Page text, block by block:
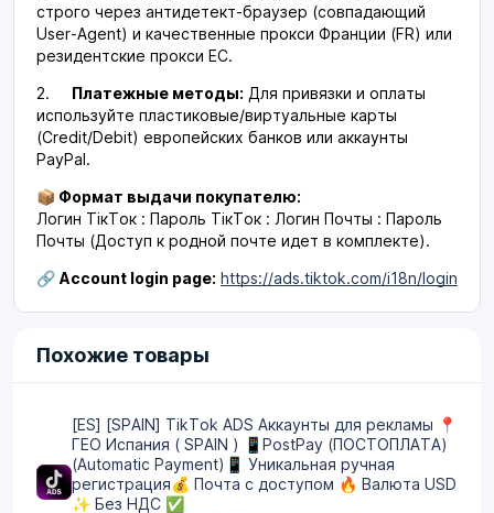
строго через антидетект-браузер (совпадающий
User-Agent) и качественные прокси Франции (FR) или
резидентские прокси ЕС.
2.
Платежные методы: Для привязки и оплаты
используйте пластиковые/виртуальные карты
(Credit/Debit) европейских банков или аккаунты
PayPal.
📦 Формат выдачи покупателю:
Логин ТікТок : Пароль ТікТок : Логин Почты : Пароль
Почты (Доступ к родной почте идет в комплекте).
🔗 Account login page: https://ads.tiktok.com/i18n/login
Похожие товары
[ES] [SPAIN] TikTok ADS Аккаунты для рекламы 📍
ГЕО Испания ( SPAIN ) 📱PostPay (ПОСТОПЛАТА)
(Automatic Payment)📱 Уникальная ручная
регистрация💰 Почта с доступом 🔥 Валюта USD
✨ Без НДС ✅